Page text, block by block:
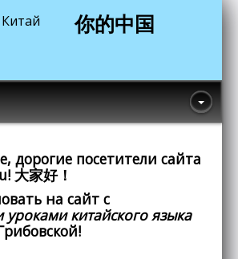
你的中国
дорогие посетители сайта
大家好！
на сайт с
уроками китайского языка